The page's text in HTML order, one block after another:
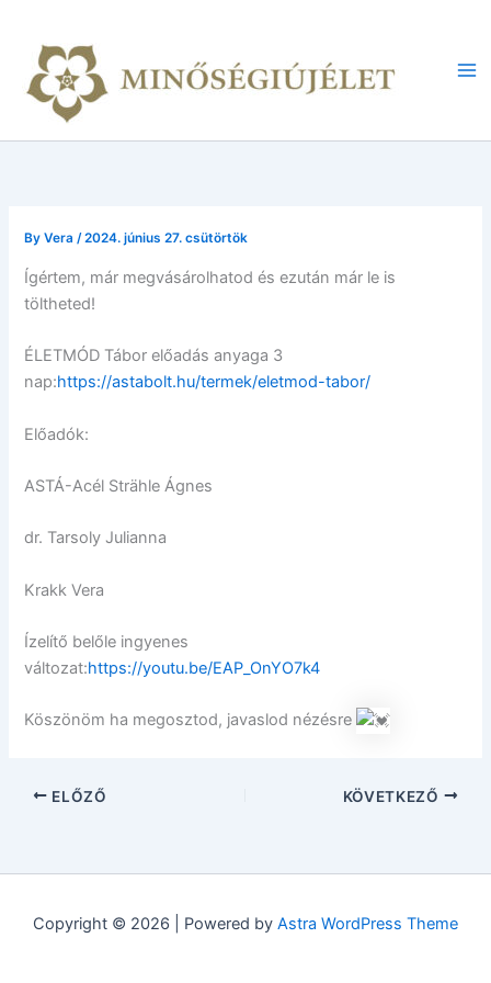
content
ByVera/2024. június 27. csütörtök
Ígértem, már megvásárolhatod és ezután már le is
töltheted!
ÉLETMÓD Tábor előadás anyaga 3
nap:https://astabolt.hu/termek/eletmod-tabor/
Előadók:
ASTÁ-Acél Strähle Ágnes
dr. Tarsoly Julianna
Krakk Vera
Ízelítő belőle ingyenes
változat:https://youtu.be/EAP_OnYO7k4
Köszönöm ha megosztod, javaslod nézésre
ELŐZŐ KÖVETKEZŐ
Copyright © 2026 | Powered by Astra WordPress Theme